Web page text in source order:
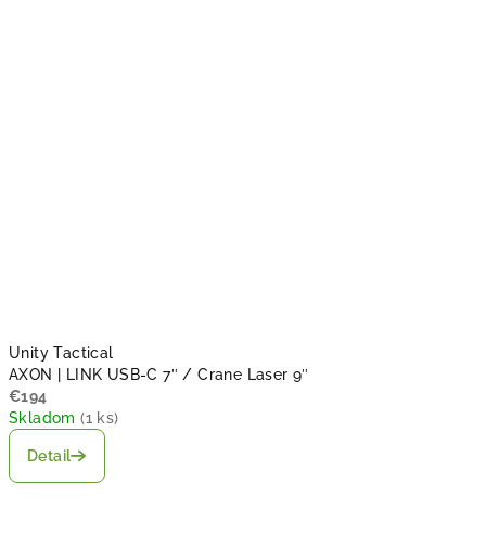
AXON | LINK USB-C 7″ / Crane Laser 9″
Unity Tactical
€194
Skladom(1 ks)
Detail